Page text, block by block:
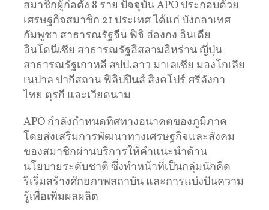
สมาชิกผู้ก่อตั้ง 8 ราย ปัจจุบัน APO ประกอบด้วย
เศรษฐกิจสมาชิก 21 ประเทศ ได้แก่ บังกลาเทศ
กัมพูชา สาธารณรัฐจีน ฟิจิ ฮ่องกง อินเดีย
อินโดนีเซีย สาธารณรัฐอิสลามอิหร่าน ญี่ปุ่น
สาธารณรัฐเกาหลี สปป.ลาว มาเลเซีย มองโกเลีย
เนปาล ปากีสถาน ฟิลิปปินส์ สิงคโปร์ ศรีลังกา
ไทย ตุรกี และเวียดนาม
APO กำลังกำหนดทิศทางอนาคตของภูมิภาค
โดยส่งเสริมการพัฒนาทางเศรษฐกิจและสังคม
ของสมาชิกผ่านบริการให้คำแนะนำด้าน
นโยบายระดับชาติ ซึ่งทำหน้าที่เป็นกลุ่มนักคิด
ริเริ่มสร้างศักยภาพสถาบัน และการแบ่งปันความ
รู้เพื่อเพิ่มผลผลิต